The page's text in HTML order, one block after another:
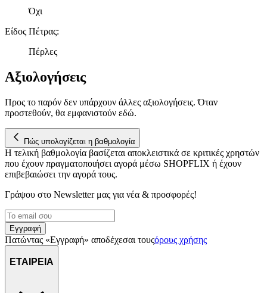
Όχι
Είδος Πέτρας:
Πέρλες
Αξιολογήσεις
Προς το παρόν δεν υπάρχουν άλλες αξιολογήσεις. Όταν
προστεθούν, θα εμφανιστούν εδώ.
Πώς υπολογίζεται η βαθμολογία
Η τελική βαθμολογία βασίζεται αποκλειστικά σε κριτικές χρηστών
που έχουν πραγματοποιήσει αγορά μέσω SHOPFLIX ή έχουν
επιβεβαιώσει την αγορά τους.
Γράψου στο Νewsletter μας για νέα & προσφορές!
Εγγραφή
Πατώντας «Εγγραφή» αποδέχεσαι τουςόρους χρήσης
ΕΤΑΙΡΕΙΑ